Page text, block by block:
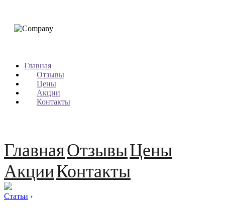
Главная
Отзывы
Цены
Акции
Контакты
ГлавнаяОтзывыЦены
АкцииКонтакты
Статьи ›